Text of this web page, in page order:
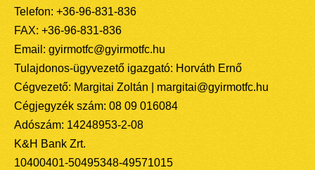
Telefon: +36-96-831-836
FAX: +36-96-831-836
Email: gyirmotfc@gyirmotfc.hu
Tulajdonos-ügyvezető igazgató: Horváth Ernő
Cégvezető: Margitai Zoltán | margitai@gyirmotfc.hu
Cégjegyzék szám: 08 09 016084
Adószám: 14248953-2-08
K&H Bank Zrt.
10400401-50495348-49571015